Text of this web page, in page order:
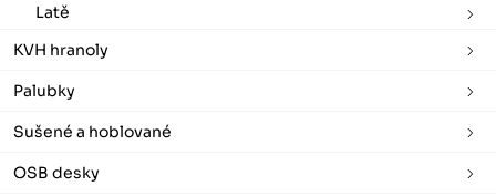
Latě
KVH hranoly
Palubky
Sušené a hoblované
OSB desky